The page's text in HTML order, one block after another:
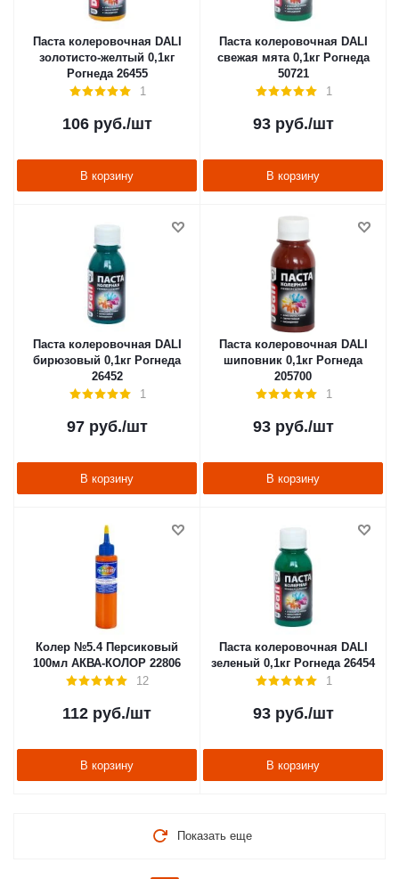
Паста колеровочная DALI
золотисто-желтый 0,1кг
Рогнеда 26455
1
106руб./шт
В корзину
Паста колеровочная DALI
свежая мята 0,1кг Рогнеда
50721
1
93руб./шт
В корзину
Паста колеровочная DALI
бирюзовый 0,1кг Рогнеда
26452
1
97руб./шт
В корзину
Паста колеровочная DALI
шиповник 0,1кг Рогнеда
205700
1
93руб./шт
В корзину
Колер №5.4 Персиковый
100мл АКВА-КОЛОР 22806
12
112 руб./шт
В корзину
Паста колеровочная DALI
зеленый 0,1кг Рогнеда 26454
1
93руб./шт
В корзину
Показать еще